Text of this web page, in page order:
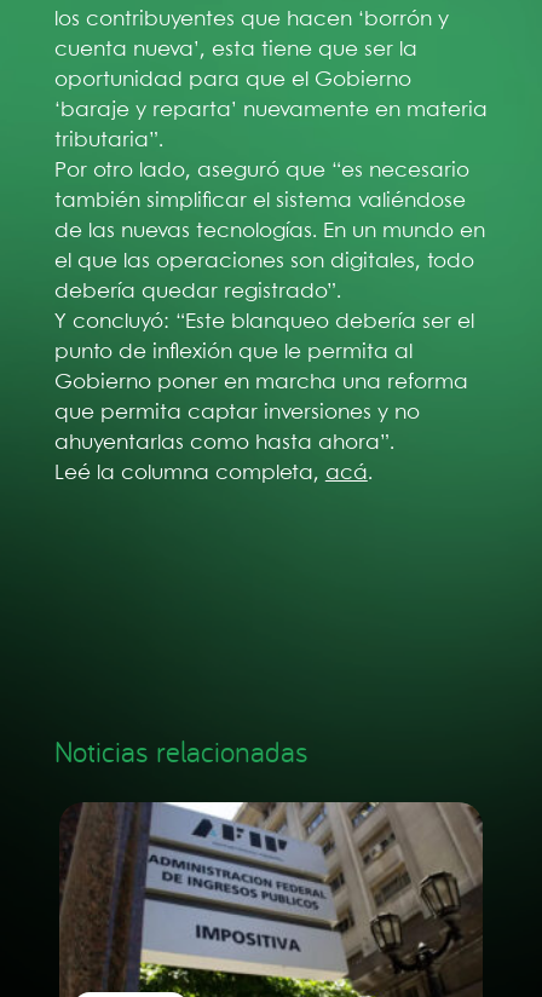
los contribuyentes que hacen ‘borrón y
cuenta nueva’, esta tiene que ser la
oportunidad para que el Gobierno
‘baraje y reparta’ nuevamente en materia
tributaria”.
Por otro lado, aseguró que “es necesario
también simplificar el sistema valiéndose
de las nuevas tecnologías. En un mundo en
el que las operaciones son digitales, todo
debería quedar registrado”.
Y concluyó: “Este blanqueo debería ser el
punto de inflexión que le permita al
Gobierno poner en marcha una reforma
que permita captar inversiones y no
ahuyentarlas como hasta ahora”.
Leé la columna completa, acá.
Noticias relacionadas